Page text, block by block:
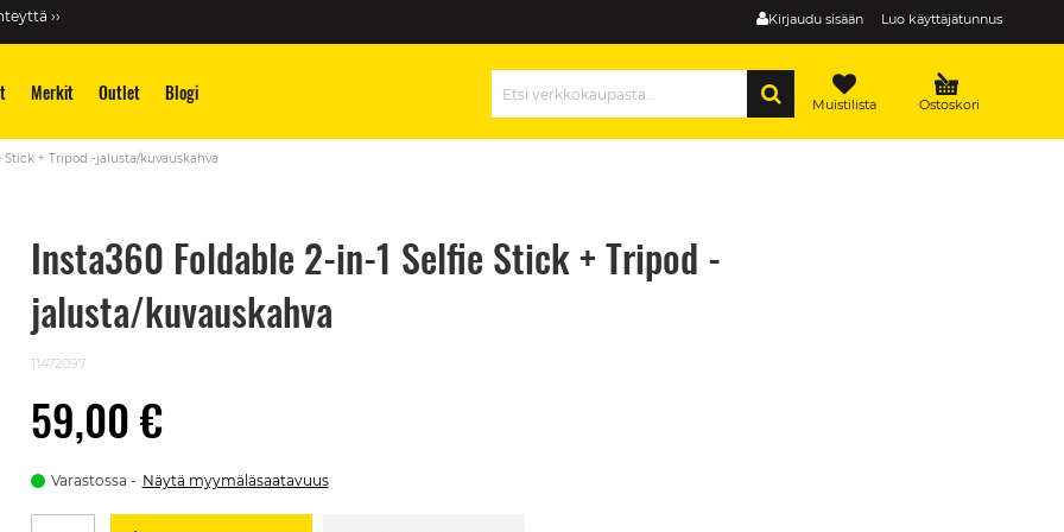
Kirjaudu sisään Luo käyttäjätunnus
››
Merkit Outlet Blogi Ostoskori
Muistilista
+ Tripod -jalusta/kuvauskahva
Insta360 Foldable 2-in-1 Selfie Stick + Tripod -
jalusta/kuvauskahva
11472097
59,00 €
Varastossa Näytä myymäläsaatavuus